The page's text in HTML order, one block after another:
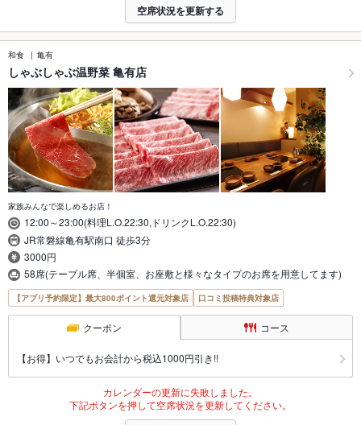
空席状況を更新する
和食 亀有
しゃぶしゃぶ温野菜 亀有店
家族みんなで楽しめるお店！
12:00～23:00(料理L.O.22:30,ドリンクL.O.22:30)
JR常磐線亀有駅南口 徒歩3分
3000円
58席(テーブル席、半個室、お座敷と様々なタイプのお席を用意してます)
【アプリ予約限定】最大800ポイント還元対象店 口コミ投稿特典対象店
クーポン コース
【お得】いつでもお会計から税込1000円引き!!
カレンダーの更新に失敗しました。
下記ボタンを押して空席状況を更新してください。